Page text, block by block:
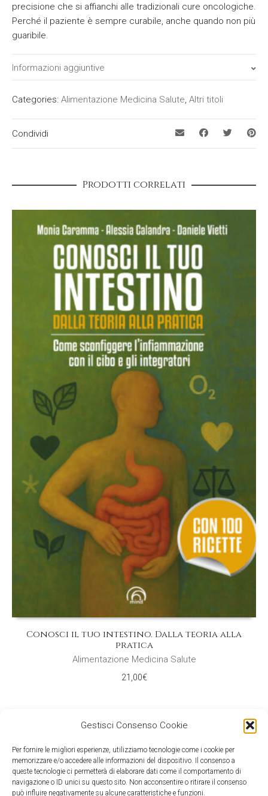
Gestisci Consenso Cookie
Per fornire le migliori esperienze, utilizziamo tecnologie come i cookie per
memorizzare e/o accedere alle informazioni del dispositivo. Il consenso a
queste tecnologie ci permetterà di elaborare dati come il comportamento di
navigazione o ID unici su questo sito. Non acconsentire o ritirare il consenso
può influire negativamente su alcune caratteristiche e funzioni.
precisione che si affianchi alle tradizionali cure oncologiche.
Perché il paziente è sempre curabile, anche quando non più
guaribile.
Informazioni aggiuntive
ISBN
Prezzo
Data di pubblicazione
Confezione
Brossura con risvolti
Categories: Alimentazione Medicina Salute, Altri titoli
Condividi
Prodotti correlati
Conosci il tuo intestino. Dalla teoria alla
pratica
Alimentazione Medicina Salute
21,00€